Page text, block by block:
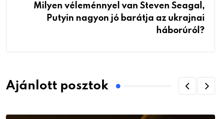
Milyen véleménnyel van Steven Seagal,
Putyin nagyon jó barátja az ukrajnai
háborúról?
Ajánlott posztok